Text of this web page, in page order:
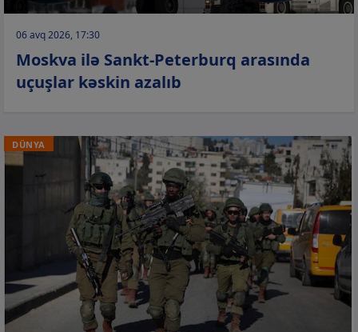
06 avq 2026, 17:30
Moskva ilə Sankt-Peterburq arasında
uçuşlar kəskin azalıb
DÜNYA